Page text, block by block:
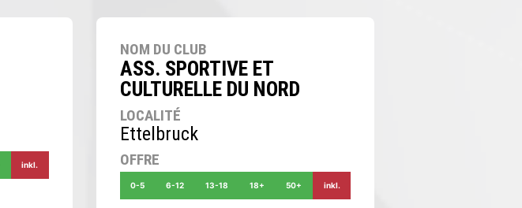
inkl.
NOM DU CLUB
ASS. SPORTIVE ET
CULTURELLE DU NORD
LOCALITÉ
Ettelbruck
OFFRE
0-5 6-12 13-18 18+ 50+ inkl.